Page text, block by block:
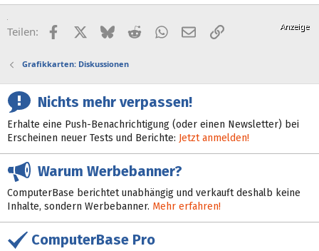
Teilen: FacebookX (Twitter)
BlueskyRedditWhatsApp
E-MailLink
Grafikkarten: Diskussionen
Nichts mehr verpassen!
Erhalte eine Push-Benachrichtigung (oder einen Newsletter) bei
Erscheinen neuer Tests und Berichte: Jetzt anmelden!
Warum Werbebanner?
ComputerBase berichtet unabhängig und verkauft deshalb keine
Inhalte, sondern Werbebanner. Mehr erfahren!
ComputerBase Pro